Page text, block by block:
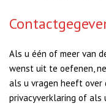
Als u één of meer van
wenst uit te oefenen,
als u vragen heeft over
privacyverklaring of als